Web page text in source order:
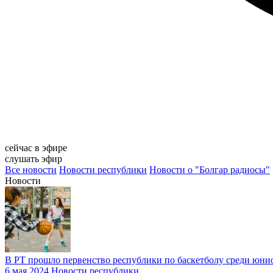
сейчас в эфире
слушать эфир
Все новости Новости республики Новости о "Болгар радиосы"
Новости
В РТ прошло первенство республики по баскетболу среди